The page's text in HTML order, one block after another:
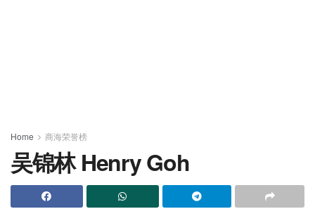
Home 商海荣誉榜
吴锦林 Henry Goh